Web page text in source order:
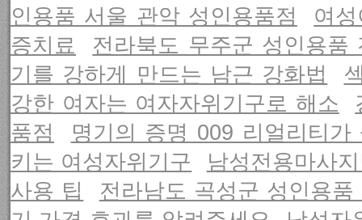
인용품 서울 관악 성인용품점
여
증치료
전라북도 무주군 성인용품
기를 강하게 만드는 남근 강화법
강한 여자는 여자자위기구로 해소
품점
명기의 증명 009 리얼리티
키는 여성자위기구
남성전용마사
사용 팁
전라남도 곡성군 성인용